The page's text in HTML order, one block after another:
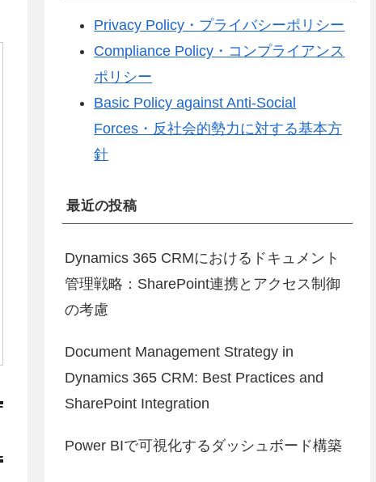
Privacy Policy・プライバシーポリシー
Compliance Policy・コンプライアンス
ポリシー
Basic Policy against Anti-Social
Forces・反社会的勢力に対する基本方
針
最近の投稿
Dynamics 365 CRMにおけるドキュメント
管理戦略：SharePoint連携とアクセス制御
の考慮
Document Management Strategy in
Dynamics 365 CRM: Best Practices and
SharePoint Integration
Power BIで可視化するダッシュボード構築